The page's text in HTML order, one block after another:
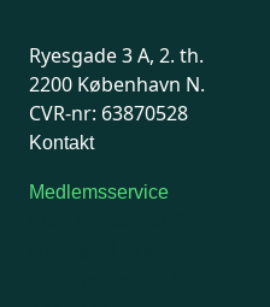
Ryesgade 3 A, 2. th.
2200 København N.
CVR-nr: 63870528
Kontakt
Medlemsservice